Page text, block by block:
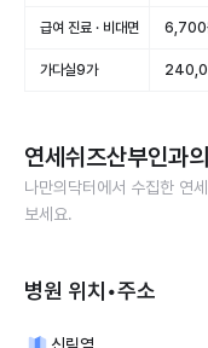
급여 진료 · 비대면 6,700
가다실9가
연세쉬즈산부인과
나만의닥터에서 수집한 연
보세요.
병원 위치•주소